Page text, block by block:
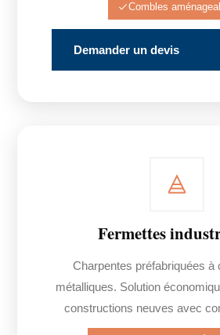
Combles
Demander un devis
Fermettes
Charpentes préfabriquées à
métalliques. Solution
constructions neuves avec